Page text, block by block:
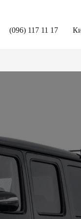
(096) 117 11 17